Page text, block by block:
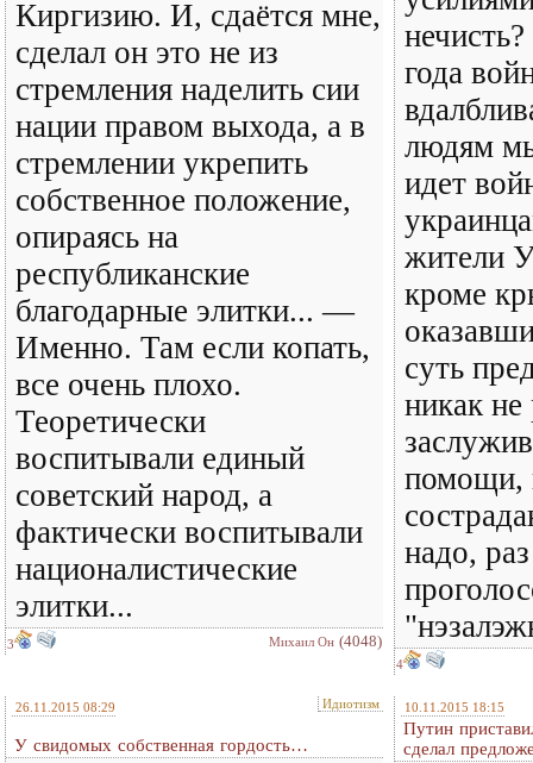
Киргизию. И, сдаётся мне,
сделал он это не из
стремления наделить сии
нации правом выхода, а в
стремлении укрепить
собственное положение,
опираясь на
республиканские
благодарные элитки... —
Именно. Там если копать,
все очень плохо.
Теоретически
воспитывали единый
советский народ, а
фактически воспитывали
националистические
элитки...
3 Михаил Он (4048)
года
людям
идет
жители
кроме
суть
никак не
помощи,
надо,
4
26.11.2015 08:29 Идиотизм
У свидомых собственная гордость…
10.11.2015 18:15
Путин
сделал